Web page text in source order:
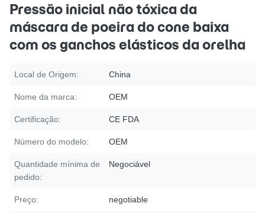
Pressão inicial não tóxica da
máscara de poeira do cone baixa
com os ganchos elásticos da orelha
Local de Origem: China
Nome da marca: OEM
Certificação: CE FDA
Número do modelo: OEM
Quantidade mínima de
pedido:
Negociável
Preço: negotiable